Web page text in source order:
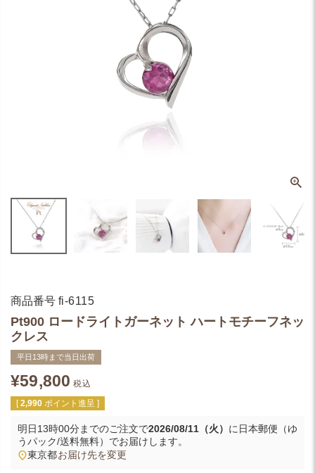
商品番号 fi-6115
Pt900 ロードライトガーネット ハートモチーフネッ
クレス
平日13時まで当日出荷
¥59,800 税込
[ 2,990 ポイント進呈 ]
明日13時00分までのご注文で2026/08/11（火） に 日本郵便（ゆ
うパック/送料無料） でお届けします。
東京都お届け先を変更